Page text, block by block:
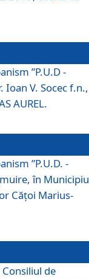
”P.U.D -
V. Socec f.n.,
AUREL.
”P.U.D. -
în
Cățoi Marius-
de